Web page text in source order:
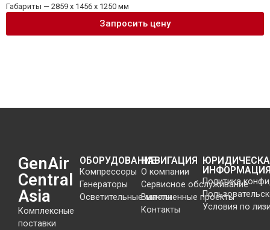
Габариты — 2859 x 1456 x 1250 мм
Запросить цену
GenAir
Central
Asia
Комплексные
поставки
ОБОРУДОВАНИЕ
Компрессоры
Генераторы
Осветительные мачты
НАВИГАЦИЯ
О компании
Сервисное обслуживание
Выполненные проекты
Контакты
Политика
Условия по